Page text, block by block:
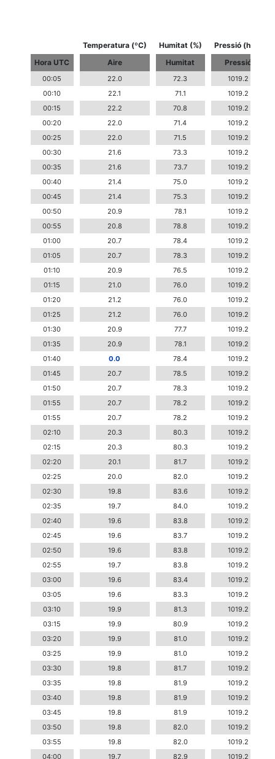
Temperatura (ºC) Humitat (%)
Pressió (hPa)
Hora UTC
Aire Humitat Pressió
00:05 22.0 72.3
1019.2
00:10
22.1 71.1
1019.2
00:15
22.2 70.8
1019.2
00:20
22.0 71.4
1019.2
00:25
22.0 71.5
1019.2
00:30
21.6 73.3
1019.2
00:35
21.6 73.7
1019.2
00:40
21.4 75.0
1019.2
00:45
21.4 75.3
1019.2
00:50
20.9 78.1
1019.2
00:55
20.8 78.8
1019.2
01:00
20.7 78.4
1019.2
01:05
20.7 78.3
1019.2
01:10
20.9 76.5
1019.2
01:15
21.0 76.0
1019.2
01:20
21.2 76.0
1019.2
01:25
21.2 76.0
1019.2
01:30
20.9 77.7
1019.2
01:35
20.9 78.1
1019.2
01:40
0.0 78.4
1019.2
01:45
20.7 78.5
1019.2
01:50
20.7 78.3
1019.2
01:55
20.7 78.2
1019.2
01:55
20.7 78.2
1019.2
02:10
20.3 80.3
1019.2
02:15
20.3 80.3
1019.2
02:20
20.1 81.7
1019.2
02:25
20.0 82.0
1019.2
02:30
19.8 83.6
1019.2
02:35
19.7 84.0
1019.2
02:40
19.6 83.8
1019.2
02:45
19.6 83.7
1019.2
02:50
19.6 83.8
1019.2
02:55
19.7 83.8
1019.2
03:00
19.6 83.4
1019.2
03:05
19.6 83.3
1019.2
03:10
19.9 81.3
1019.2
03:15
19.9 80.9
1019.2
03:20
19.9 81.0
1019.2
03:25
19.9 81.0
1019.2
03:30
19.8 81.7
1019.2
03:35
19.8 81.9
1019.2
03:40
19.8 81.9
1019.2
03:45
19.8 81.9
1019.2
03:50
19.8 82.0
1019.2
03:55
19.8 82.0
1019.2
04:00
19.7 82.9
1019.2